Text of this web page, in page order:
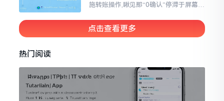
施转账操作,瞅见那“0确认”停滞于屏幕之
儿恰似前往银行进行排队,前方之人众多,
你仅有干巴巴等待其一途。
点击查看更多
热门阅读